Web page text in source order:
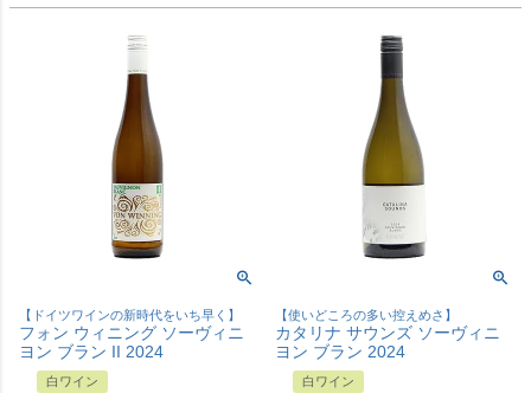
【ドイツワインの新時代をいち早く】
フォン ウィニング ソーヴィニ
ヨン ブラン II 2024
白ワイン
【使いどころの多い控えめさ】
カタリナ サウンズ ソーヴィニ
ヨン ブラン 2024
白ワイン